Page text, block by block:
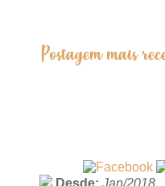
Postagem mais
Desde: Jan/2018